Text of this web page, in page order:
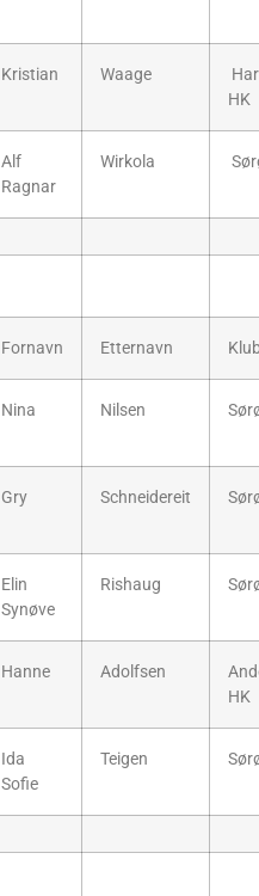
Kristian Waage
HK
Alf
Ragnar
Wirkola
Fornavn Etternavn
Nina Nilsen
Gry Schneidereit
Elin
Synøve
Rishaug
Hanne Adolfsen
HK
Ida
Sofie
Teigen